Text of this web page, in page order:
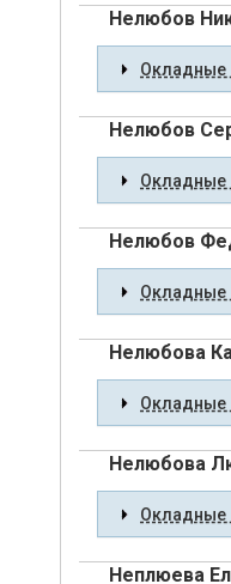
Нелюбов
Окладные
Нелюбов
Окладные
Нелюбов
Окладные
Нелюбова
Окладные
Нелюбова
Окладные
Неплюева